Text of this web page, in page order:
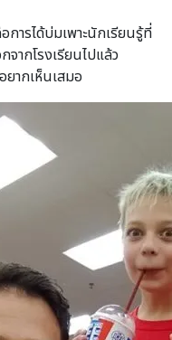
รได้บ่มเพาะนักเรียนรู้ที่
ากโรงเรียนไปแล้ว
ากเห็นเสมอ